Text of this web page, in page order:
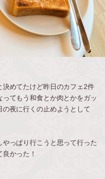
めてたけど昨日のカフェ2件
てもう和食とか肉とかをガッ
夜に行くの止めようとして
っぱり行こうと思って行った
かった！